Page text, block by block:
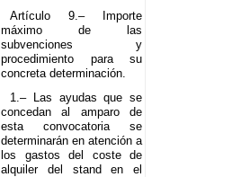
Artículo 9.– Importe
máximo de las
subvenciones y
procedimiento para su
concreta determinación.
1.– Las ayudas que se
concedan al amparo de
esta convocatoria se
determinarán en atención a
los gastos del coste de
alquiler del stand en el